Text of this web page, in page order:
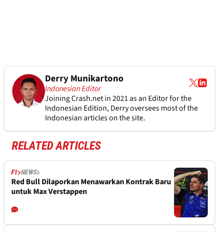
Derry Munikartono
Indonesian Editor
Joining Crash.net in 2021 as an Editor for the
Indonesian Edition, Derry oversees most of the
Indonesian articles on the site.
RELATED ARTICLES
F1 NEWS
Red Bull Dilaporkan Menawarkan Kontrak Baru
untuk Max Verstappen